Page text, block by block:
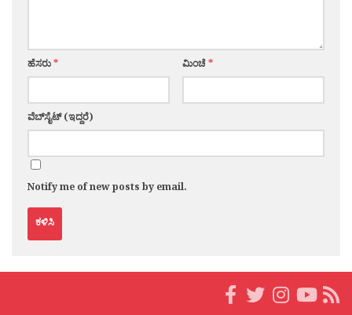
ಹೆಸರು* ಮಿಂಚೆ*
ವೆಬ್‌ಸೈಟ್ (ಇದ್ದರೆ)
Notify me of new posts by email.